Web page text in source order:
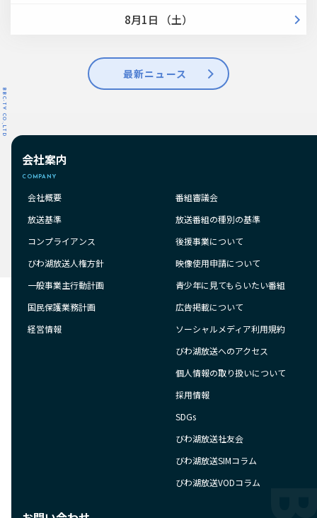
8月1日 （土）
最新ニュース
BBC-TV CO.,LTD
会社案内
COMPANY
会社概要
放送基準
コンプライアンス
びわ湖放送人権方針
一般事業主行動計画
国民保護業務計画
経営情報
番組審議会
放送番組の種別の基準
後援事業について
映像使用申請について
青少年に見てもらいたい番組
広告掲載について
ソーシャルメディア利用規約
びわ湖放送へのアクセス
個人情報の取り扱いについて
採用情報
SDGs
びわ湖放送社友会
びわ湖放送SIMコラム
びわ湖放送VODコラム